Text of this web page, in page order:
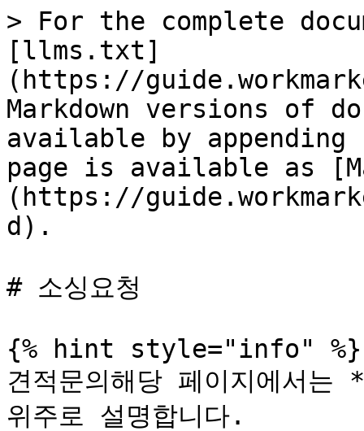
> For the complete
[llms.txt]
(https://
Markdown versions of
available by
page is available as
(https://
d).
# 소싱요청
{% hint style="info" %}
견적문의해당 페이지에서
위주로 설명합니다.